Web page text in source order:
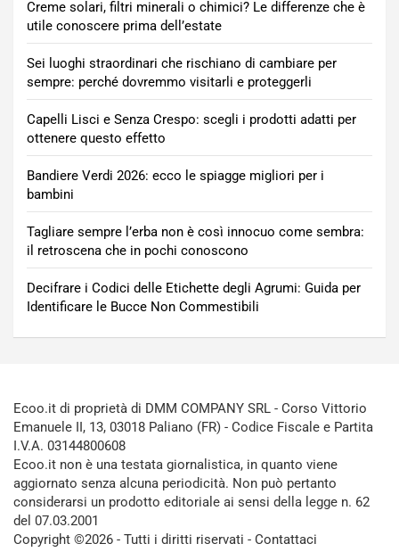
Creme solari, filtri minerali o chimici? Le differenze che è
utile conoscere prima dell’estate
Sei luoghi straordinari che rischiano di cambiare per
sempre: perché dovremmo visitarli e proteggerli
Capelli Lisci e Senza Crespo: scegli i prodotti adatti per
ottenere questo effetto
Bandiere Verdi 2026: ecco le spiagge migliori per i
bambini
Tagliare sempre l’erba non è così innocuo come sembra:
il retroscena che in pochi conoscono
Decifrare i Codici delle Etichette degli Agrumi: Guida per
Identificare le Bucce Non Commestibili
Ecoo.it di proprietà di DMM COMPANY SRL - Corso Vittorio
Emanuele II, 13, 03018 Paliano (FR) - Codice Fiscale e Partita
I.V.A. 03144800608
Ecoo.it non è una testata giornalistica, in quanto viene
aggiornato senza alcuna periodicità. Non può pertanto
considerarsi un prodotto editoriale ai sensi della legge n. 62
del 07.03.2001
Copyright ©2026 - Tutti i diritti riservati - Contattaci